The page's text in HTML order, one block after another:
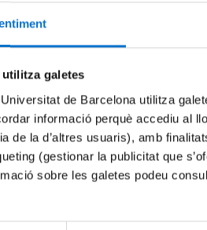
galetes
de Barcelona utilitza
informació perquè accediu al
de la d’altres usuaris), amb
(gestionar la publicitat que
sobre les galetes podeu